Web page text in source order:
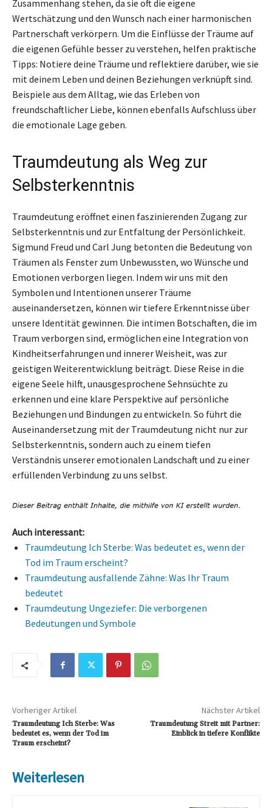
Zusammenhang stehen, da sie oft die eigene
Wertschätzung und den Wunsch nach einer harmonischen
Partnerschaft verkörpern. Um die Einflüsse der Träume auf
die eigenen Gefühle besser zu verstehen, helfen praktische
Tipps: Notiere deine Träume und reflektiere darüber, wie sie
mit deinem Leben und deinen Beziehungen verknüpft sind.
Beispiele aus dem Alltag, wie das Erleben von
freundschaftlicher Liebe, können ebenfalls Aufschluss über
die emotionale Lage geben.
Traumdeutung als Weg zur
Selbsterkenntnis
Traumdeutung eröffnet einen faszinierenden Zugang zur
Selbsterkenntnis und zur Entfaltung der Persönlichkeit.
Sigmund Freud und Carl Jung betonten die Bedeutung von
Träumen als Fenster zum Unbewussten, wo Wünsche und
Emotionen verborgen liegen. Indem wir uns mit den
Symbolen und Intentionen unserer Träume
auseinandersetzen, können wir tiefere Erkenntnisse über
unsere Identität gewinnen. Die intimen Botschaften, die im
Traum verborgen sind, ermöglichen eine Integration von
Kindheitserfahrungen und innerer Weisheit, was zur
geistigen Weiterentwicklung beiträgt. Diese Reise in die
eigene Seele hilft, unausgesprochene Sehnsüchte zu
erkennen und eine klare Perspektive auf persönliche
Beziehungen und Bindungen zu entwickeln. So führt die
Auseinandersetzung mit der Traumdeutung nicht nur zur
Selbsterkenntnis, sondern auch zu einem tiefen
Verständnis unserer emotionalen Landschaft und zu einer
erfüllenden Verbindung zu uns selbst.
Auch interessant:
Traumdeutung Ich Sterbe: Was bedeutet es, wenn der
Tod im Traum erscheint?
Traumdeutung ausfallende Zähne: Was Ihr Traum
bedeutet
Traumdeutung Ungeziefer: Die verborgenen
Bedeutungen und Symbole
Vorheriger Artikel
Traumdeutung Ich Sterbe: Was
bedeutet es, wenn der Tod im
Traum erscheint?
Nächster Artikel
Traumdeutung Streit mit Partner:
Einblick in tiefere Konflikte
Weiterlesen